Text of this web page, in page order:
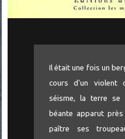
Il était une fois un
cours d'un violent
séisme, la terre se
béante apparut
paître ses